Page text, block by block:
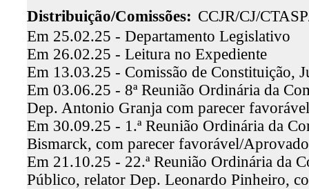
Distribuição/Comissões: CCJR/CJ/
Em 25.02.25 - Departamento Legislativo
Em 26.02.25 - Leitura no Expediente
Em 13.03.25 - Comissão de Constituição,
Em 03.06.25 - 8ª Reunião Ordinária da
Dep. Antonio Granja com parecer
Em 30.09.25 - 1.ª Reunião Ordinária da
Bismarck, com parecer favorável/Aprovado
Em 21.10.25 - 22.ª Reunião Ordinária da
Público, relator Dep. Leonardo Pinheiro,